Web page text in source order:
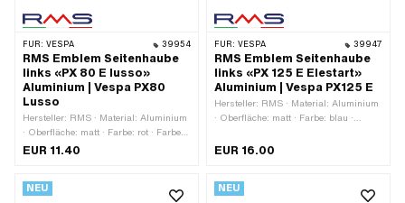
FÜR: VESPA 39954
RMS Emblem Seitenhaube
links «PX 80 E lusso»
Aluminium | Vespa PX80
Lusso
Hersteller: RMS · Material: Aluminium
· Oberfläche: matt · Farbe: rot · Farbe:
schwarz · Farbe: silber · Dicke: 3 mm ·
geklemmt · Anzahl
EUR 11.40
FÜR: VESPA 39947
RMS Emblem Seitenhaube
links «PX 125 E Elestart»
Aluminium | Vespa PX125 E
Hersteller: RMS · Material: Aluminium
· Oberfläche: matt · Farbe: blau ·
Farbe: schwarz · Farbe: silber · Dicke:
geklemmt · Anzahl
EUR 16.00
NEU NEU